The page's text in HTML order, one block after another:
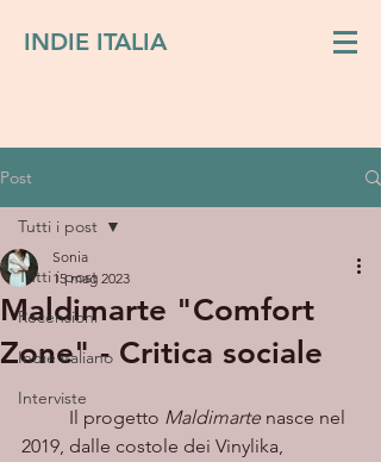
INDIE ITALIA
Post
Tutti i post
Recensioni
Indie italiano
Interviste
Tutti i post
Maldimarte "Comfort
Zone" - Critica sociale
Sonia
15 mag 2023
	Il progetto
Maldimarte nasce nel
2019, dalle costole dei Vinylika,